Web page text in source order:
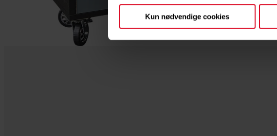
Kun nødvendige cookies